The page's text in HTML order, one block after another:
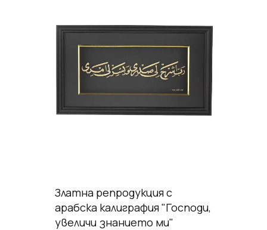
Златна репродукция с
арабска калиграфия "Господи,
увеличи знанието ми"